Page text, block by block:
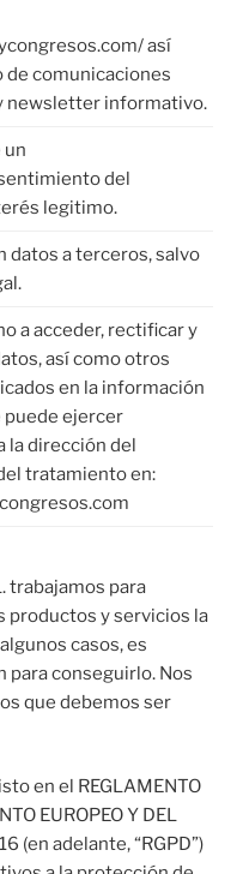
así
de comunicaciones
newsletter informativo.
un
del
legitimo.
datos a terceros, salvo
a acceder, rectificar y
así como otros
en la información
puede ejercer
la dirección del
tratamiento en:
trabajamos para
productos y servicios la
casos, es
para conseguirlo. Nos
que debemos ser
en el REGLAMENTO
EUROPEO Y DEL
(en adelante, “RGPD”)